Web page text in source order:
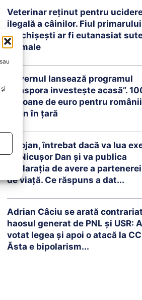
Veterinar reținut pentru
ilegală a câinilor. Fiul
Berchișești ar fi eutanasiat
animale
Guvernul lansează programul
„Diaspora investește acasă”.
milioane de euro pentru
revin în țară
Bolojan, întrebat dacă va lua
lui Nicușor Dan și va publica
declarația de avere a
de viață. Ce răspuns a dat...
Adrian Câciu se arată
haosul generat de PNL și USR:
votat legea și apoi o atacă la
Ăsta e bipolarism...